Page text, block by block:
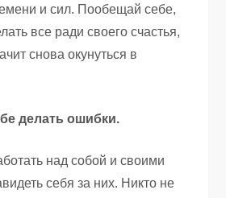
и сил. Пообещай себе,
все ради своего счастья,
снова окунуться в
делать ошибки.
над собой и своими
себя за них. Никто не